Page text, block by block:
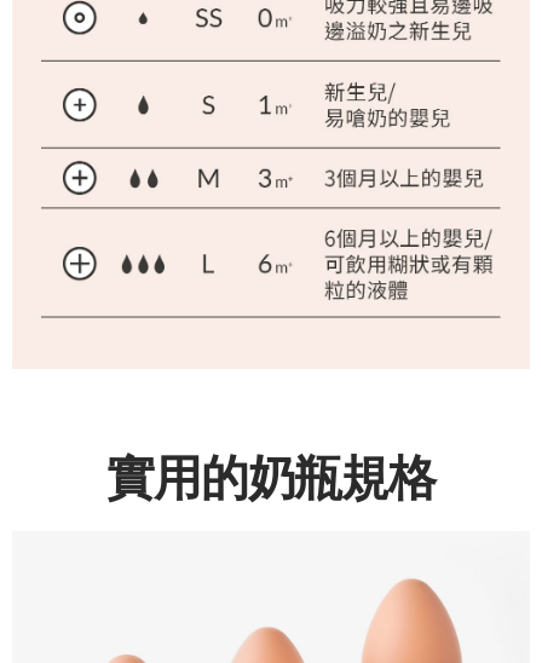
實用的奶瓶規格